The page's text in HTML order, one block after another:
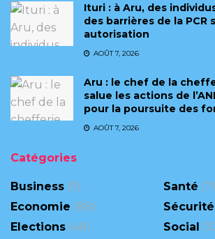
Ituri : à Aru, des
des barrières de la PCR
autorisation
AOÛT 7, 2026
Aru : le chef de la
salue les actions de
pour la poursuite des
AOÛT 7, 2026
Catégories
Business (9)
Economie (88)
Elections (48)
Santé
Sécurité
Social